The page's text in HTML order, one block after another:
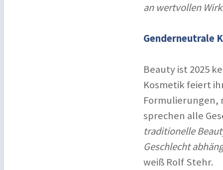
an wertvollen
Genderneutrale
Beauty ist 2025
Kosmetik feiert
Formulierungen,
sprechen alle
traditionelle
Geschlecht
weiß Rolf Stehr.